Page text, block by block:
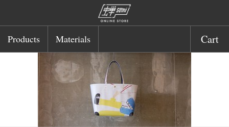
Products Materials Cart